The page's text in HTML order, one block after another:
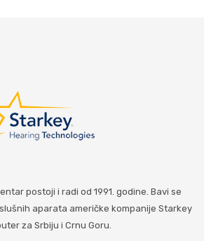
postoji i radi od 1991. godine. Bavi se
aparata američke kompanije Starkey
za Srbiju i Crnu Goru.